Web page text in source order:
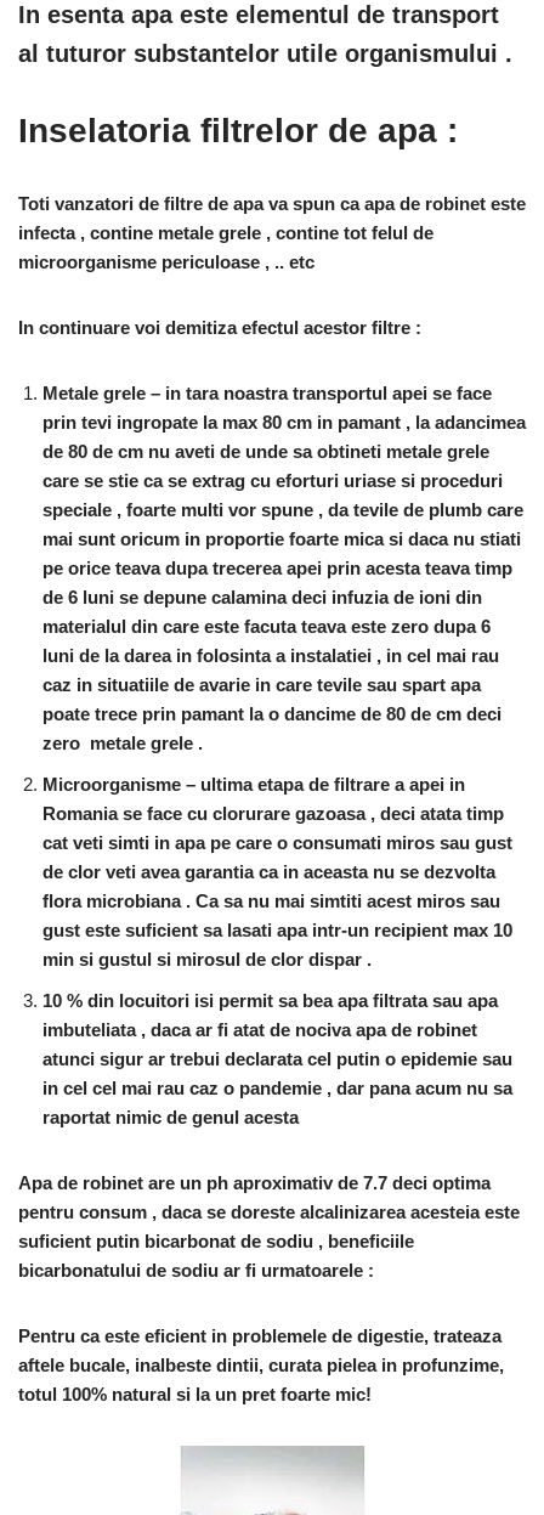
In esenta apa este elementul de transport
al tuturor substantelor utile organismului .
Inselatoria filtrelor de apa :
Toti vanzatori de filtre de apa va spun ca apa de robinet este
infecta , contine metale grele , contine tot felul de
microorganisme periculoase , .. etc
In continuare voi demitiza efectul acestor filtre :
Metale grele – in tara noastra transportul apei se face
prin tevi ingropate la max 80 cm in pamant , la adancimea
de 80 de cm nu aveti de unde sa obtineti metale grele
care se stie ca se extrag cu eforturi uriase si proceduri
speciale , foarte multi vor spune , da tevile de plumb care
mai sunt oricum in proportie foarte mica si daca nu stiati
pe orice teava dupa trecerea apei prin acesta teava timp
de 6 luni se depune calamina deci infuzia de ioni din
materialul din care este facuta teava este zero dupa 6
luni de la darea in folosinta a instalatiei , in cel mai rau
caz in situatiile de avarie in care tevile sau spart apa
poate trece prin pamant la o dancime de 80 de cm deci
zero metale grele .
Microorganisme – ultima etapa de filtrare a apei in
Romania se face cu clorurare gazoasa , deci atata timp
cat veti simti in apa pe care o consumati miros sau gust
de clor veti avea garantia ca in aceasta nu se dezvolta
flora microbiana . Ca sa nu mai simtiti acest miros sau
gust este suficient sa lasati apa intr-un recipient max 10
min si gustul si mirosul de clor dispar .
10 % din locuitori isi permit sa bea apa filtrata sau apa
imbuteliata , daca ar fi atat de nociva apa de robinet
atunci sigur ar trebui declarata cel putin o epidemie sau
in cel cel mai rau caz o pandemie , dar pana acum nu sa
raportat nimic de genul acesta
Apa de robinet are un ph aproximativ de 7.7 deci optima
pentru consum , daca se doreste alcalinizarea acesteia este
suficient putin bicarbonat de sodiu , beneficiile
bicarbonatului de sodiu ar fi urmatoarele :
Pentru ca este eficient in problemele de digestie, trateaza
aftele bucale, inalbeste dintii, curata pielea in profunzime,
totul 100% natural si la un pret foarte mic!